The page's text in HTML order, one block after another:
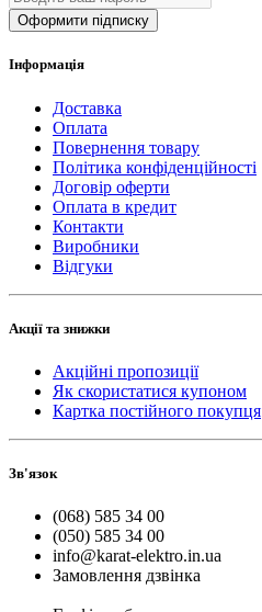
Оформити підписку
Інформація
Доставка
Оплата
Повернення товару
Політика конфіденційності
Договір оферти
Оплата в кредит
Контакти
Виробники
Відгуки
Акції та знижки
Акційні пропозиції
Як скористатися купоном
Картка постійного покупця
Зв'язок
(068) 585 34 00
(050) 585 34 00
info@karat-elektro.in.ua
Замовлення дзвінка